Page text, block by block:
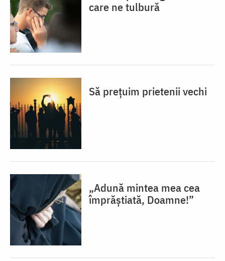
care ne tulbură
Să prețuim prietenii vechi
„Adună mintea mea cea
împrăștiată, Doamne!”